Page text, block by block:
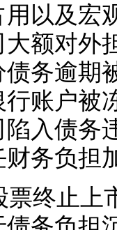
用以及宏
大额对外
债务逾期
行账户被
陷入债务
财务负担
票终止上